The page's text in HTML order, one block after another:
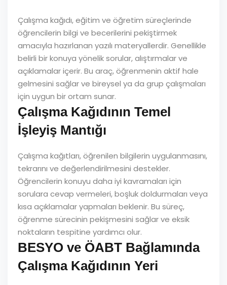
Çalışma kağıdı, eğitim ve öğretim süreçlerinde
öğrencilerin bilgi ve becerilerini pekiştirmek
amacıyla hazırlanan yazılı materyallerdir. Genellikle
belirli bir konuya yönelik sorular, alıştırmalar ve
açıklamalar içerir. Bu araç, öğrenmenin aktif hale
gelmesini sağlar ve bireysel ya da grup çalışmaları
için uygun bir ortam sunar.
Çalışma Kağıdının Temel
İşleyiş Mantığı
Çalışma kağıtları, öğrenilen bilgilerin uygulanmasını,
tekrarını ve değerlendirilmesini destekler.
Öğrencilerin konuyu daha iyi kavramaları için
sorulara cevap vermeleri, boşluk doldurmaları veya
kısa açıklamalar yapmaları beklenir. Bu süreç,
öğrenme sürecinin pekişmesini sağlar ve eksik
noktaların tespitine yardımcı olur.
BESYO ve ÖABT Bağlamında
Çalışma Kağıdının Yeri